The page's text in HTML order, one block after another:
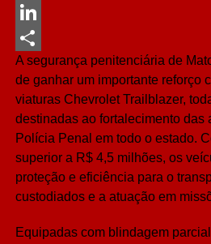
Messenger
LinkedIn
Share
A segurança penitenciária de
de ganhar um importante reforço
viaturas Chevrolet Trailblazer,
destinadas ao fortalecimento das
Polícia Penal em todo o estado.
superior a R$ 4,5 milhões, os
proteção e eficiência para o
custodiados e a atuação em
Equipadas com blindagem